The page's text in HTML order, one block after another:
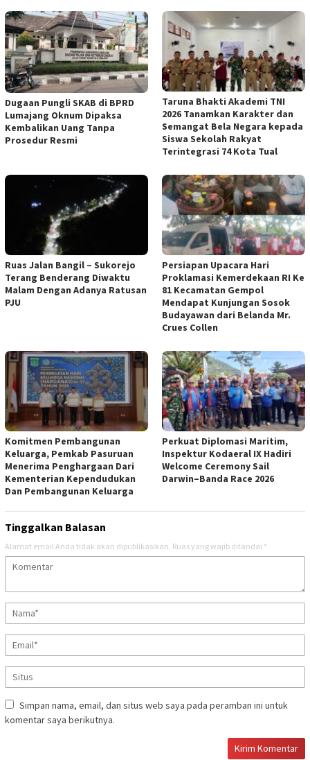
Dugaan Pungli SKAB di BPRD
Lumajang Oknum Dipaksa
Kembalikan Uang Tanpa
Prosedur Resmi
Taruna Bhakti Akademi TNI
2026 Tanamkan Karakter dan
Semangat Bela Negara kepada
Siswa Sekolah Rakyat
Terintegrasi 74 Kota Tual
Ruas Jalan Bangil – Sukorejo
Terang Benderang Diwaktu
Malam Dengan Adanya Ratusan
PJU
Persiapan Upacara Hari
Proklamasi Kemerdekaan RI Ke
81 Kecamatan Gempol
Mendapat Kunjungan Sosok
Budayawan dari Belanda Mr.
Crues Collen
Komitmen Pembangunan
Keluarga, Pemkab Pasuruan
Menerima Penghargaan Dari
Kementerian Kependudukan
Dan Pembangunan Keluarga
Perkuat Diplomasi Maritim,
Inspektur Kodaeral IX Hadiri
Welcome Ceremony Sail
Darwin–Banda Race 2026
Tinggalkan Balasan
Alamat email Anda tidak akan dipublikasikan. Ruas yang wajib ditandai *
Simpan nama, email, dan situs web saya pada peramban ini untuk
komentar saya berikutnya.